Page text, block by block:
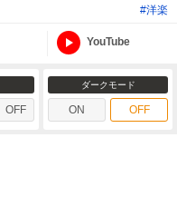
#洋楽
YouTube
OFF
ダークモード
ON OFF